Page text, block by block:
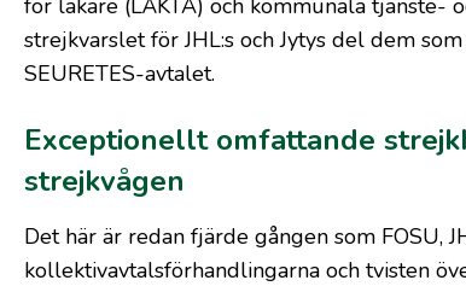
strejkvarslet för JHL:s och Jytys del dem
SEURETES-avtalet.
Exceptionellt omfattande
strejkvågen
Det här är redan fjärde gången som FOSU,
kollektivavtalsförhandlingarna och tvisten